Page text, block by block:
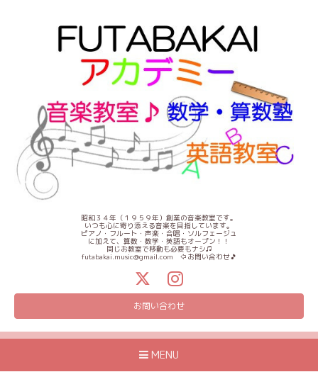
昭和３４年（１９５９年）創業の音楽教室です。
いつも心に寄り添える音楽を目指しています。
ピアノ・フルート・声楽・合唱・ソルフェージュ
に加えて、算数・数学・英語もオープン！！
同じお教室で移動も必要もナシ♫
futabakai.music@gmail.com ⇦お問い合わせ🎵
お問い合わせ
MENU